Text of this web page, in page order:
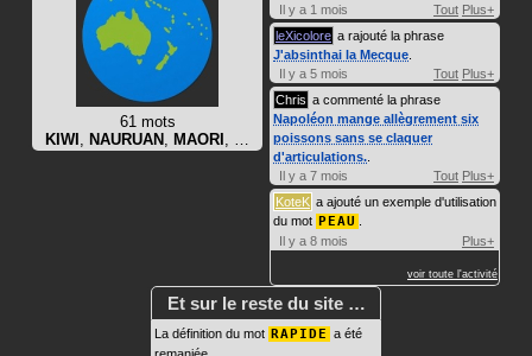
61 mots
KIWI , NAURUAN , MAORI , …
Il y a 1 mois
Tout Plus+
leXicolore a rajouté la phrase
J'absinthai la Mecque
Il y a 5 mois
Tout Plus+
Chris a commenté la phrase
Napoléon mange allègrement six
poissons sans se claquer
d'articulations.
Il y a 7 mois
Tout Plus+
KoteK a ajouté un exemple d'utilisation
du mot PEAU
Il y a 8 mois
Plus+
voir toute l'activité
Et sur le reste du site …
La définition du mot RAPIDE a été